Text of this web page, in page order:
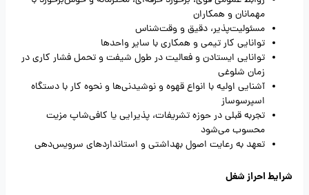
مهمانان و همکاران
مسئولیت‌پذیر، دقیق و وقت‌شناس
توانایی کار تیمی و همکاری با سایر واحدها
توانایی ایستادن و فعالیت در طول شیفت و تحمل فشار کاری در
زمان شلوغی
آشنایی اولیه با انواع قهوه و نوشیدنی‌ها و نحوه کار با دستگاه
اسپرسوساز
تجربه قبلی در حوزه تشریفات، پذیرایی یا کافی‌شاپ مزیت
محسوب می‌شود
تعهد به رعایت اصول بهداشتی و استانداردهای سرویس‌دهی
شرایط احراز شغل